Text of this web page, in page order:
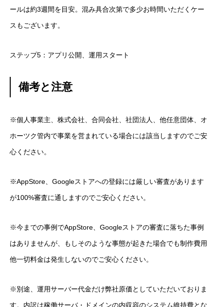
ールは約3週間を目安。混み具合次第で多少お時間いただくケー
スもございます。
ステップ5：アプリ公開、運用スタート
備考と注意
※個人事業主、株式会社、合同会社、社団法人、他任意団体、オ
ホーツク管内で事業を営まれている場合には該当しますのでご安
心ください。
※AppStore、Googleストアへの登録には厳しい審査があります
が100%審査に通しますのでご安心ください。
※今までの事例でAppStore、Googleストアの審査に落ちた事例
はありませんが、もしそのような事態が起きた場合でも制作費用
他一切料金は発生しないのでご安心ください。
※別途、運用サーバー代金だけ弊社原価としていただいておりま
す。内訳は稼働サーバ・ドメインの内収容のシステム維持費とな